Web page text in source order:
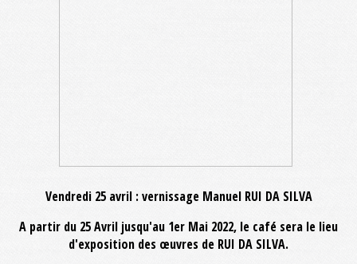
Vendredi 25 avril : vernissage Manuel RUI DA SILVA
A partir du 25 Avril jusqu'au 1er Mai 2022, le café sera le lieu
d'exposition des œuvres de RUI DA SILVA.